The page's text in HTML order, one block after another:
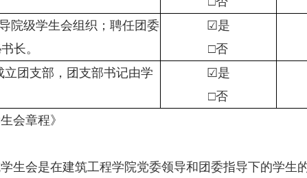
院级学生会组织；聘任团委
长。
☑是
□否
团支部，团支部书记由学
☑是
□否
章程》
会是在建筑工程学院党委领导和团委指导下的学生的